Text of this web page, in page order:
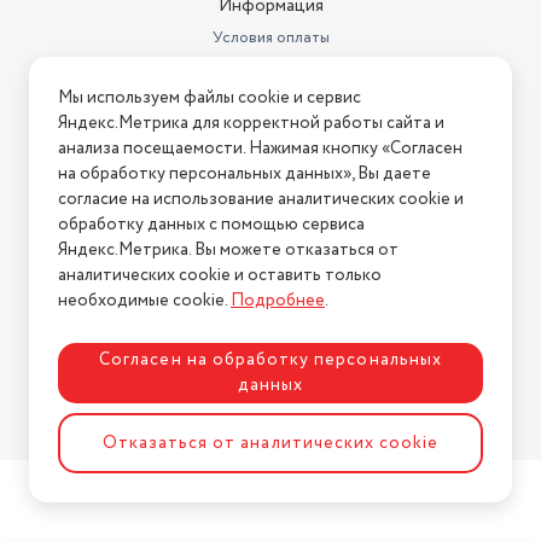
Информация
Условия оплаты
Условия возврата
Нашли ошибку на сайте? Напишите нам
2026 © Интернет-магазин "АстМаркет". У нас есть всё!
Политика конфиденциальности
Разработка сайтаASTDESIGN
Мы используем файлы cookie и сервис
Яндекс.Метрика для корректной работы сайта и
анализа посещаемости. Нажимая кнопку «Согласен
на обработку персональных данных», Вы даете
согласие на использование аналитических cookie и
обработку данных с помощью сервиса
Яндекс.Метрика. Вы можете отказаться от
аналитических cookie и оставить только
необходимые cookie.Подробнее.
Согласен на обработку персональных
данных
Отказаться от аналитических cookie